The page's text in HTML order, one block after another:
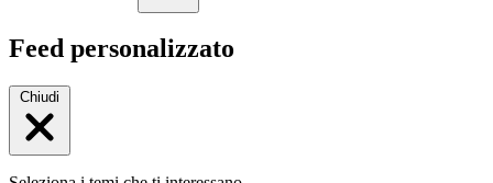
Feed personalizzato
Chiudi